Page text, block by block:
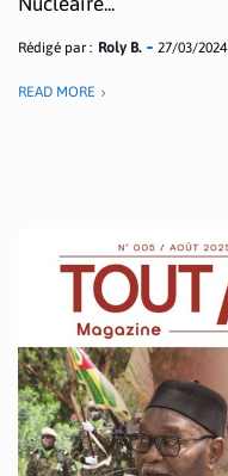
Rédigé par : Roly B. 27/03/2024
READ MORE